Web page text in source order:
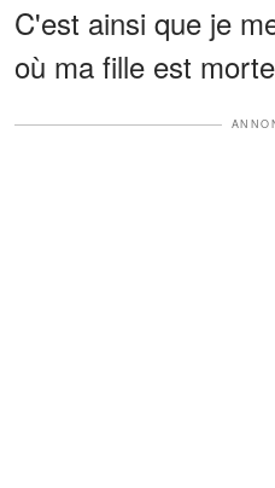
C'est ainsi que je
où ma fille est